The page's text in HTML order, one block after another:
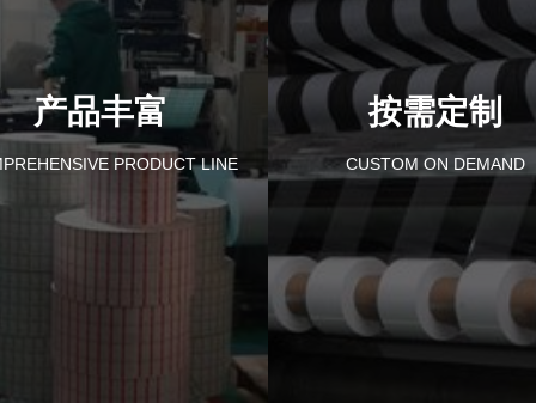
产品丰富
PRODUCT LINE
按需定制
CUSTOM ON DEMAND